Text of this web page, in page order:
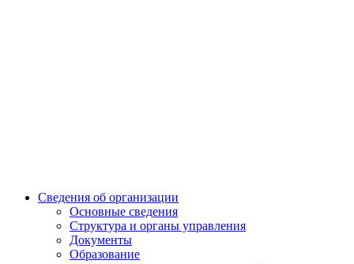
Сведения об организации
Основные сведения
Структура и органы управления
Документы
Образование